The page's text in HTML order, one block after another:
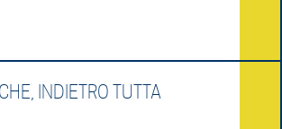
INDIETRO TUTTA